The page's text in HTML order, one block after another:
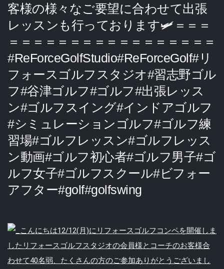
客様の様々なご要望に合わせて出張
レッスンも行っております🛩＝＝＝
＝＝＝＝＝＝＝＝＝＝＝＝＝＝＝＝＝
#ReForceGolfStudio#ReForceGolf#リ
フォースゴルフスタジオ#習志野ゴル
フ#谷津ゴルフ#ゴルフ#出張レッス
ン#ゴルフスイング#インドアゴルフ
#シミュレーションゴルフ#ゴルフ練
習場#ゴルフレッスン#ゴルフレッス
ン動画#ゴルフ初心者#ゴルフ男子#ゴ
ルフ女子#ゴルフスクール#ビフォー
アフター#golf#golfswing